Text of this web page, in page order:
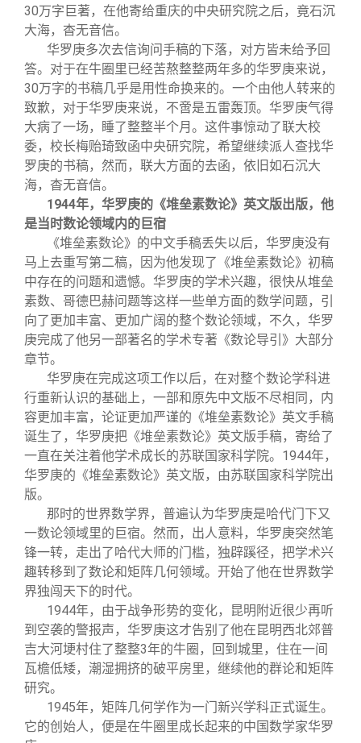
30万字巨著，在他寄给重庆的中央研究院之后，竟石沉
大海，杳无音信。
华罗庚多次去信询问手稿的下落，对方皆未给予回
答。对于在牛圈里已经苦熬整整两年多的华罗庚来说，
30万字的书稿几乎是用性命换来的。一个由他人转来的
致歉，对于华罗庚来说，不啻是五雷轰顶。华罗庚气得
大病了一场，睡了整整半个月。这件事惊动了联大校
委，校长梅贻琦致函中央研究院，希望继续派人查找华
罗庚的书稿，然而，联大方面的去函，依旧如石沉大
海，杳无音信。
1944年，华罗庚的《堆垒素数论》英文版出版，他
是当时数论领域内的巨宿
《堆垒素数论》的中文手稿丢失以后，华罗庚没有
马上去重写第二稿，因为他发现了《堆垒素数论》初稿
中存在的问题和遗憾。华罗庚的学术兴趣，很快从堆垒
素数、哥德巴赫问题等这样一些单方面的数学问题，引
向了更加丰富、更加广阔的整个数论领域，不久，华罗
庚完成了他另一部著名的学术专著《数论导引》大部分
章节。
华罗庚在完成这项工作以后，在对整个数论学科进
行重新认识的基础上，一部和原先中文版不尽相同，内
容更加丰富，论证更加严谨的《堆垒素数论》英文手稿
诞生了，华罗庚把《堆垒素数论》英文版手稿，寄给了
一直在关注着他学术成长的苏联国家科学院。1944年，
华罗庚的《堆垒素数论》英文版，由苏联国家科学院出
版。
那时的世界数学界，普遍认为华罗庚是哈代门下又
一数论领域里的巨宿。然而，出人意料，华罗庚突然笔
锋一转，走出了哈代大师的门槛，独辟蹊径，把学术兴
趣转移到了数论和矩阵几何领域。开始了他在世界数学
界独闯天下的时代。
1944年，由于战争形势的变化，昆明附近很少再听
到空袭的警报声，华罗庚这才告别了他在昆明西北郊普
吉大河埂村住了整整3年的牛圈，回到城里，住在一间
瓦檐低矮，潮湿拥挤的破平房里，继续他的群论和矩阵
研究。
1945年，矩阵几何学作为一门新兴学科正式诞生。
它的创始人，便是在牛圈里成长起来的中国数学家华罗